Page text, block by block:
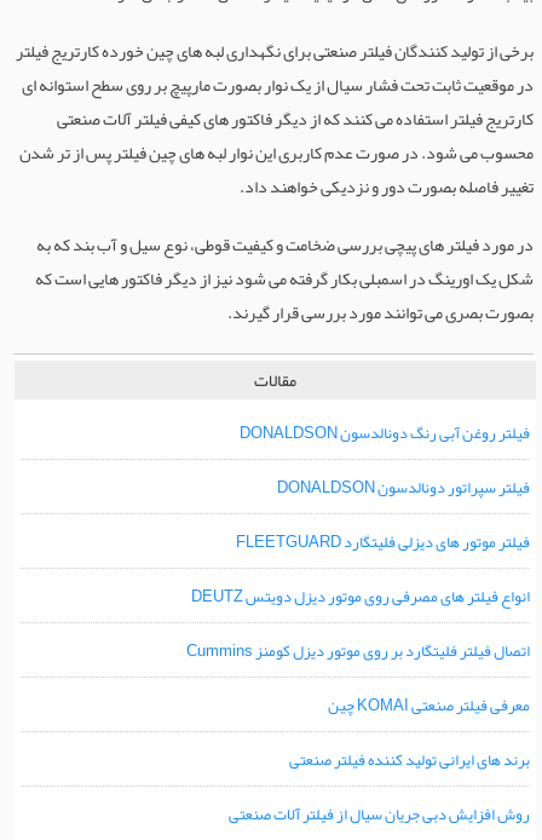
برخی از تولید کنندگان فیلتر صنعتی برای نگهداری لبه های چین خورده کارتریج فیلتر
در موقعیت ثابت تحت فشار سیال از یک نوار بصورت مارپیچ بر روی سطح استوانه ای
کارتریج فیلتر استفاده می کنند که از دیگر فاکتور های کیفی فیلتر آلات صنعتی
محسوب می شود. در صورت عدم کاربری این نوار لبه های چین فیلتر پس از تر شدن
تغییر فاصله بصورت دور و نزدیکی خواهند داد.
در مورد فیلتر های پیچی بررسی ضخامت و کیفیت قوطی، نوع سیل و آب بند که به
شکل یک اورینگ در اسمبلی بکار گرفته می شود نیز از دیگر فاکتور هایی است که
بصورت بصری می توانند مورد بررسی قرار گیرند.
مقالات
فیلتر روغن آبی رنگ دونالدسون DONALDSON
فیلتر سپراتور دونالدسون DONALDSON
فیلتر موتور های دیزلی فلیتگارد FLEETGUARD
انواع فیلتر های مصرفی روی موتور دیزل دویتس DEUTZ
اتصال فیلتر فلیتگارد بر روی موتور دیزل کومنز Cummins
معرفی فیلتر صنعتی KOMAI چین
برند های ایرانی تولید کننده فیلتر صنعتی
روش افزایش دبی جریان سیال از فیلتر آلات صنعتی